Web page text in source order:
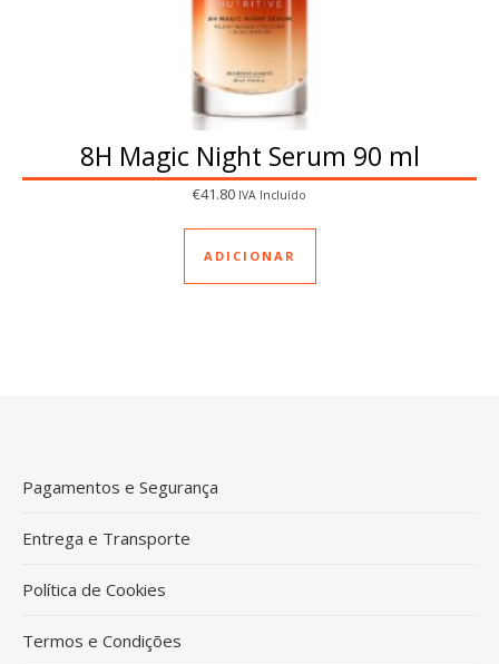
8H Magic Night Serum 90 ml
€41.80 IVA Incluído
ADICIONAR
Pagamentos e Segurança
Entrega e Transporte
Política de Cookies
Termos e Condições